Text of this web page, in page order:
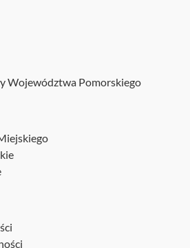
Województwa Pomorskiego